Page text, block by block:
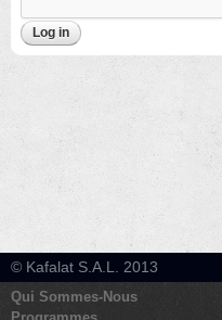
© Kafalat S.A.L. 2013
Qui Sommes-Nous